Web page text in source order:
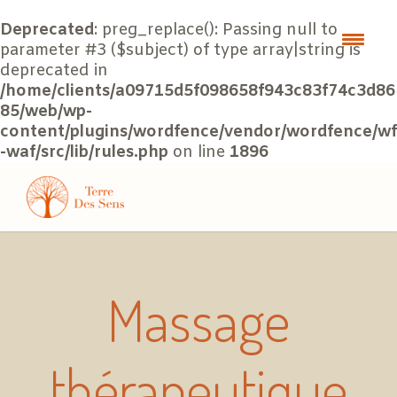
Deprecated: preg_replace(): Passing null to
parameter #3 ($subject) of type array|string is
deprecated in
/home/clients/a09715d5f098658f943c83f74c3d86
85/web/wp-
content/plugins/wordfence/vendor/wordfence/wf
-waf/src/lib/rules.php on line 1896
Massage